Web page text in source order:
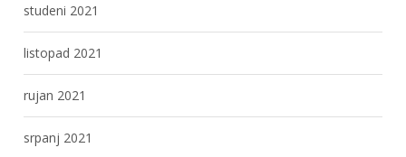
studeni 2021
listopad 2021
rujan 2021
srpanj 2021